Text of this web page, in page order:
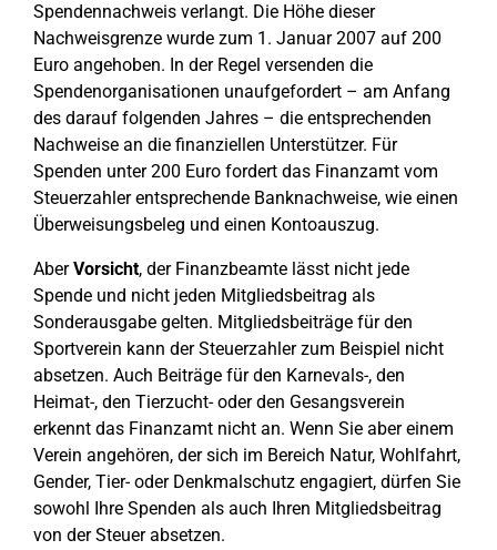
Spendennachweis verlangt. Die Höhe dieser
Nachweisgrenze wurde zum 1. Januar 2007 auf 200
Euro angehoben. In der Regel versenden die
Spendenorganisationen unaufgefordert – am Anfang
des darauf folgenden Jahres – die entsprechenden
Nachweise an die finanziellen Unterstützer. Für
Spenden unter 200 Euro fordert das Finanzamt vom
Steuerzahler entsprechende Banknachweise, wie einen
Überweisungsbeleg und einen Kontoauszug.
AberVorsicht, der Finanzbeamte lässt nicht jede
Spende und nicht jeden Mitgliedsbeitrag als
Sonderausgabe gelten. Mitgliedsbeiträge für den
Sportverein kann der Steuerzahler zum Beispiel nicht
absetzen. Auch Beiträge für den Karnevals-, den
Heimat-, den Tierzucht- oder den Gesangsverein
erkennt das Finanzamt nicht an. Wenn Sie aber einem
Verein angehören, der sich im Bereich Natur, Wohlfahrt,
Gender, Tier- oder Denkmalschutz engagiert, dürfen Sie
sowohl Ihre Spenden als auch Ihren Mitgliedsbeitrag
von der Steuer absetzen.